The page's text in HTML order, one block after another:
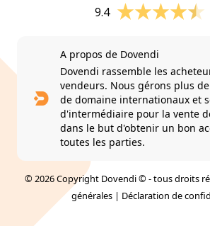
9.4
A propos de Dovendi
Dovendi rassemble les
vendeurs. Nous gérons plus
de domaine internationaux et
d'intermédiaire pour la vente
dans le but d'obtenir un bon
toutes les parties.
© 2026 Copyright Dovendi © - tous droits
générales | Déclaration de